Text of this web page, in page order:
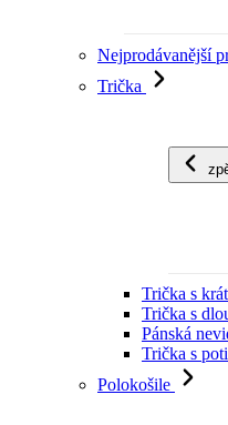
Nejprodávanější
Trička
Trička s
Trička s
Pánská
Trička s
Polokošile